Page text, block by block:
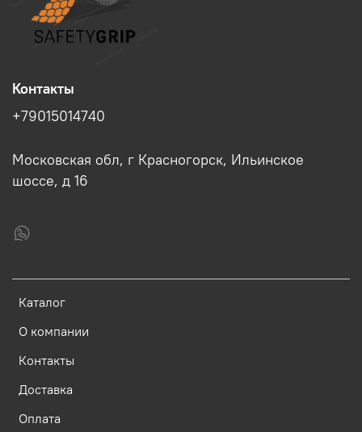
Каталог
О компании
Контакты
Доставка
Оплата
Контакты
+79015014740
Московская обл, г Красногорск, Ильинское
шоссе, д 16